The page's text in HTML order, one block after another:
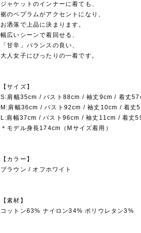
ジャケットのインナーに着ても、
裾のペプラムがアクセントになり、
お洒落で上品に決まります。
幅広いシーンで着回せる、
「甘辛」バランスの良い、
大人女子にぴったりの一着です。
【サイズ】
S:肩幅35cm / バスト88cm / 袖丈9cm / 着丈
M:肩幅36cm / バスト92cm / 袖丈10cm / 着丈
L:肩幅37cm / バスト96cm / 袖丈11cm / 着丈
＊モデル身長174cm（Mサイズ着用）
【カラー】
ブラウン / オフホワイト
【素材】
コットン63% ナイロン34% ポリウレタン3%